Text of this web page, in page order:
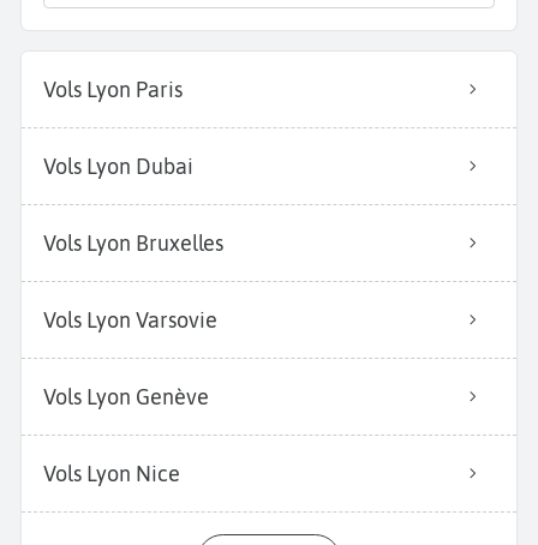
Vols Lyon Paris
Vols Lyon Dubai
Vols Lyon Bruxelles
Vols Lyon Varsovie
Vols Lyon Genève
Vols Lyon Nice